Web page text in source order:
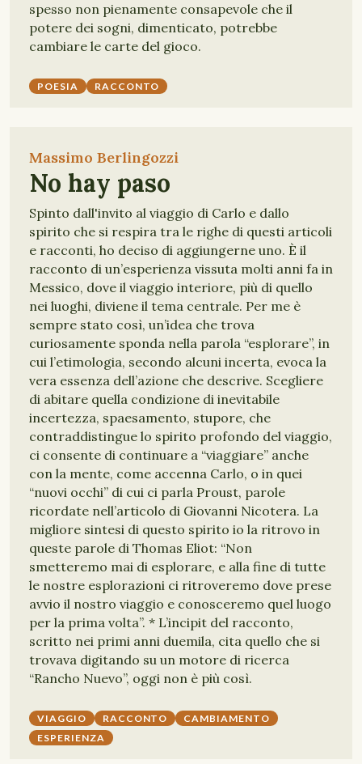
spesso non pienamente consapevole che il
potere dei sogni, dimenticato, potrebbe
cambiare le carte del gioco.
POESIA RACCONTO
Massimo Berlingozzi
No hay paso
Spinto dall'invito al viaggio di Carlo e dallo
spirito che si respira tra le righe di questi articoli
e racconti, ho deciso di aggiungerne uno. È il
racconto di un’esperienza vissuta molti anni fa in
Messico, dove il viaggio interiore, più di quello
nei luoghi, diviene il tema centrale. Per me è
sempre stato così, un’idea che trova
curiosamente sponda nella parola “esplorare”, in
cui l’etimologia, secondo alcuni incerta, evoca la
vera essenza dell’azione che descrive. Scegliere
di abitare quella condizione di inevitabile
incertezza, spaesamento, stupore, che
contraddistingue lo spirito profondo del viaggio,
ci consente di continuare a “viaggiare” anche
con la mente, come accenna Carlo, o in quei
“nuovi occhi” di cui ci parla Proust, parole
ricordate nell’articolo di Giovanni Nicotera. La
migliore sintesi di questo spirito io la ritrovo in
queste parole di Thomas Eliot: “Non
smetteremo mai di esplorare, e alla fine di tutte
le nostre esplorazioni ci ritroveremo dove prese
avvio il nostro viaggio e conosceremo quel luogo
per la prima volta”. * L’incipit del racconto,
scritto nei primi anni duemila, cita quello che si
trovava digitando su un motore di ricerca
“Rancho Nuevo”, oggi non è più così.
VIAGGIO RACCONTO
CAMBIAMENTO
ESPERIENZA